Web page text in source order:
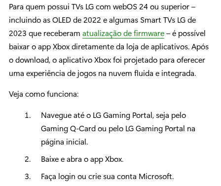
Para quem possui TVs LG com webOS 24 ou superior –
incluindo as OLED de 2022 e algumas Smart TVs LG de
2023 que receberam atualização de firmware– é possível
baixar o app Xbox diretamente da loja de aplicativos. Após
o download, o aplicativo Xbox foi projetado para oferecer
uma experiência de jogos na nuvem fluida e integrada.
Veja como funciona:
Navegue até o LG Gaming Portal, seja pelo
Gaming Q-Card ou pelo LG Gaming Portal na
página inicial.
Baixe e abra o app Xbox.
Faça login ou crie sua conta Microsoft.